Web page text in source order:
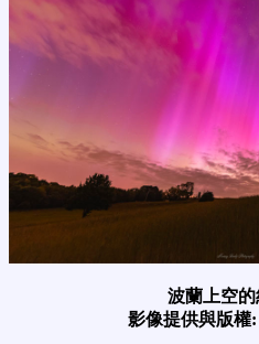
波蘭上空
影像提供與版權: